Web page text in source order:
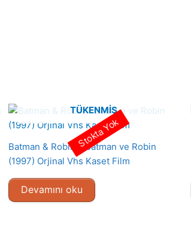
TÜKENMIŞ
Batman & Robin – Batman ve Robin
(1997) Orjinal Vhs Kaset Film
Devamını oku
Stokta Yok